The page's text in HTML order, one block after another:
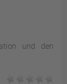
und den